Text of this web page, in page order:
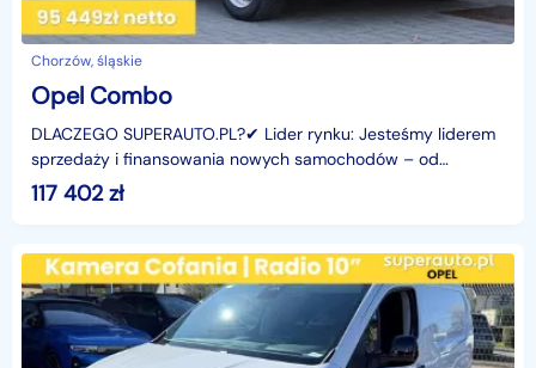
Chorzów, śląskie
Opel Combo
DLACZEGO SUPERAUTO.PL?✔ Lider rynku: Jesteśmy liderem
sprzedaży i finansowania nowych samochodów – od
osobowych, przez dostawcze, po segment premium.✔
Zaufanie
117 402zł